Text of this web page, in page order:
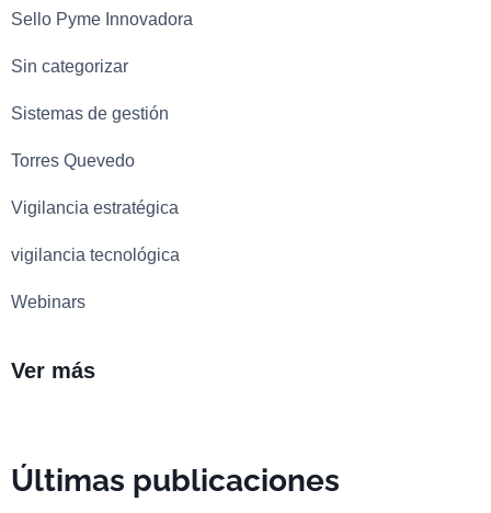
Sello Pyme Innovadora
Sin categorizar
Sistemas de gestión
Torres Quevedo
Vigilancia estratégica
vigilancia tecnológica
Webinars
Ver más
Últimas publicaciones